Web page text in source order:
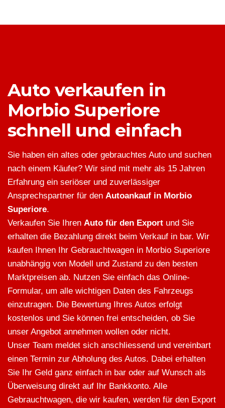
Auto verkaufen in
Morbio Superiore
schnell und einfach
Sie haben ein altes oder gebrauchtes Auto und suchen
nach einem Käufer? Wir sind mit mehr als 15 Jahren
Erfahrung ein seriöser und zuverlässiger
Ansprechspartner für den Autoankauf in Morbio
Superiore.
Verkaufen Sie Ihren Auto für den Export und Sie
erhalten die Bezahlung direkt beim Verkauf in bar. Wir
kaufen Ihnen Ihr Gebrauchtwagen in Morbio Superiore
unabhängig von Modell und Zustand zu den besten
Marktpreisen ab. Nutzen Sie einfach das Online-
Formular, um alle wichtigen Daten des Fahrzeugs
einzutragen. Die Bewertung Ihres Autos erfolgt
kostenlos und Sie können frei entscheiden, ob Sie
unser Angebot annehmen wollen oder nicht.
Unser Team meldet sich anschliessend und vereinbart
einen Termin zur Abholung des Autos. Dabei erhalten
Sie Ihr Geld ganz einfach in bar oder auf Wunsch als
Überweisung direkt auf Ihr Bankkonto. Alle
Gebrauchtwagen, die wir kaufen, werden für den Export